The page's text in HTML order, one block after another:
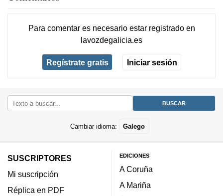
Para comentar es necesario estar registradoen
lavozdegalicia.es
Regístrate gratis Iniciar sesión
Cambiar idioma: Galego
SUSCRIPTORES
Mi suscripción
Réplica en PDF
EDICIONES
A Coruña
A Mariña